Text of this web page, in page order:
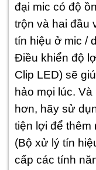
đại mic có độ
trộn và hai đầu
tín hiệu ở mic /
Điều khiển độ
Clip LED) sẽ
hảo mọi lúc.
hơn, hãy sử
tiện lợi để thêm
(Bộ xử lý tín
cấp các tính